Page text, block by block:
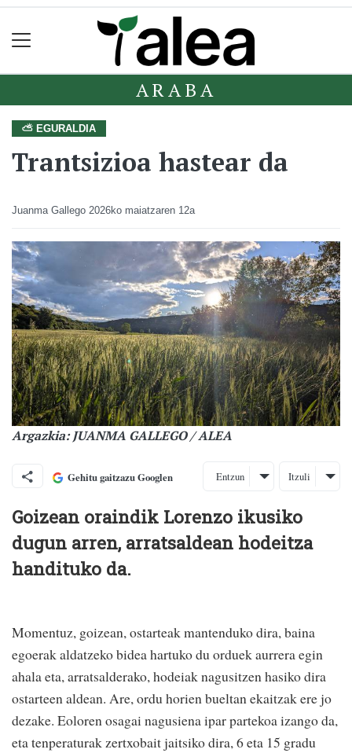
ARABA
⛅ EGURALDIA
Trantsizioa hastear da
Juanma Gallego 2026ko maiatzaren 12a
Argazkia: JUANMA GALLEGO / ALEA
Gehitu gaitzazu Googlen Entzun Itzuli
Goizean oraindik Lorenzo ikusiko
dugun arren, arratsaldean hodeitza
handituko da.
Momentuz, goizean, ostarteak mantenduko dira, baina
egoerak aldatzeko bidea hartuko du orduek aurrera egin
ahala eta, arratsalderako, hodeiak nagusitzen hasiko dira
ostarteen aldean. Are, ordu horien bueltan ekaitzak ere jo
dezake. Eoloren osagai nagusiena ipar partekoa izango da,
eta tenperaturak zertxobait jaitsiko dira, 6 eta 15 gradu